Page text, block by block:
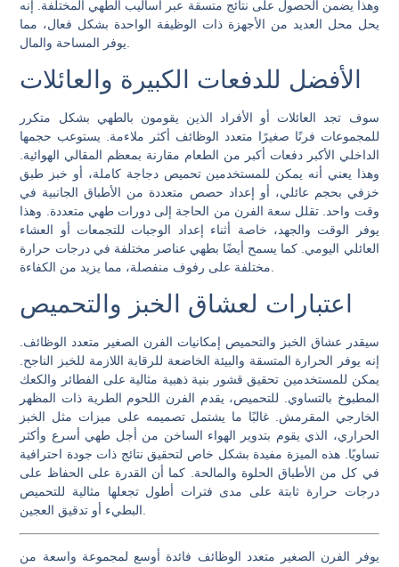
وهذا يضمن الحصول على نتائج متسقة عبر أساليب الطهي المختلفة. إنه
يحل محل العديد من الأجهزة ذات الوظيفة الواحدة بشكل فعال، مما
الأفضل للدفعات الكبيرة والعائلات
سوف تجد العائلات أو الأفراد الذين يقومون بالطهي بشكل متكرر
للمجموعات فرنًا صغيرًا متعدد الوظائف أكثر ملاءمة. يستوعب حجمها
الداخلي الأكبر دفعات أكبر من الطعام مقارنة بمعظم المقالي الهوائية.
وهذا يعني أنه يمكن للمستخدمين تحميص دجاجة كاملة، أو خبز طبق
خزفي بحجم عائلي، أو إعداد حصص متعددة من الأطباق الجانبية في
وقت واحد. تقلل سعة الفرن من الحاجة إلى دورات طهي متعددة. وهذا
يوفر الوقت والجهد، خاصة أثناء إعداد الوجبات للتجمعات أو العشاء
العائلي اليومي. كما يسمح أيضًا بطهي عناصر مختلفة في درجات حرارة
اعتبارات لعشاق الخبز والتحميص
سيقدر عشاق الخبز والتحميص إمكانيات الفرن الصغير متعدد الوظائف.
إنه يوفر الحرارة المتسقة والبيئة الخاضعة للرقابة اللازمة للخبز الناجح.
يمكن للمستخدمين تحقيق قشور بنية ذهبية مثالية على الفطائر والكعك
المطبوخ بالتساوي. للتحميص، يقدم الفرن اللحوم الطرية ذات المظهر
الخارجي المقرمش. غالبًا ما يشتمل تصميمه على ميزات مثل الخبز
الحراري، الذي يقوم بتدوير الهواء الساخن من أجل طهي أسرع وأكثر
تساويًا. هذه الميزة مفيدة بشكل خاص لتحقيق نتائج ذات جودة احترافية
في كل من الأطباق الحلوة والمالحة. كما أن القدرة على الحفاظ على
درجات حرارة ثابتة على مدى فترات أطول تجعلها مثالية للتحميص
البطيء أو تدقيق العجين.
يوفر الفرن الصغير متعدد الوظائف فائدة أوسع لمجموعة واسعة من